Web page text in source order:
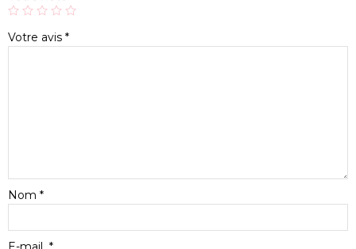
Votre avis *
Nom *